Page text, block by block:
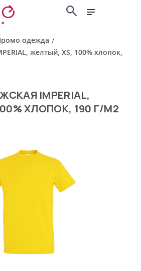
одежда /
желтый, XS, 100% хлопок,
IMPERIAL,
ХЛОПОК, 190 Г/М2